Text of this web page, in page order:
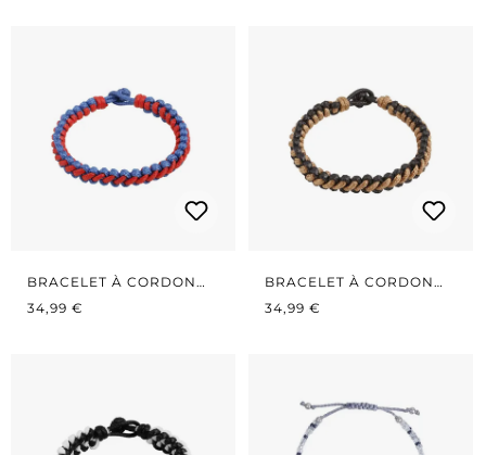
BRACELET À CORDON
ROUGE/BLEU - ÉTROIT
PRIX RÉGULIER :
34,99 €
BRACELET À CORDON
NOIR/MARRON - ÉTROIT
PRIX RÉGULIER :
34,99 €